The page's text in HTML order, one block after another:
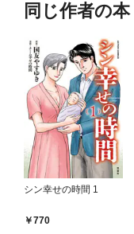
同じ作者の本
シン幸せの時間 1
770